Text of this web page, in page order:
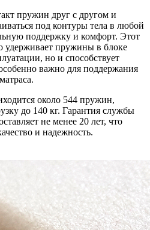
пружин друг с другом и
под контуры тела в любой
поддержку и комфорт. Этот
удерживает пружины в блоке
но и способствует
важно для поддержания
около 544 пружин,
до 140 кг. Гарантия службы
не менее 20 лет, что
и надежность.